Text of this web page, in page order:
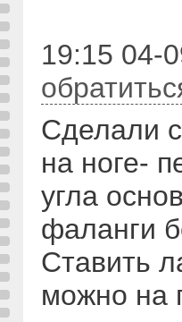
19:15 04-
Сделали
на ноге-
угла
фаланги
Ставить
можно на